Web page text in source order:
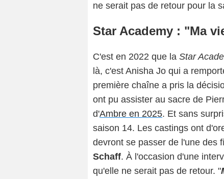
ne serait pas de retour pour la
Star Academy : "Ma
C'est en 2022 que la Star
là, c'est Anisha Jo qui a
première chaîne a pris la
ont pu assister au sacre de
d'Ambre en 2025. Et sans
saison 14. Les castings ont
devront se passer de l'une des
Schaff. À l'occasion d'une
qu'elle ne serait pas de retour. "